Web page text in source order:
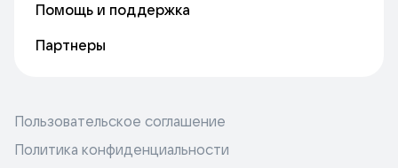
Помощь и поддержка
Партнеры
Пользовательское соглашение
Политика конфиденциальности